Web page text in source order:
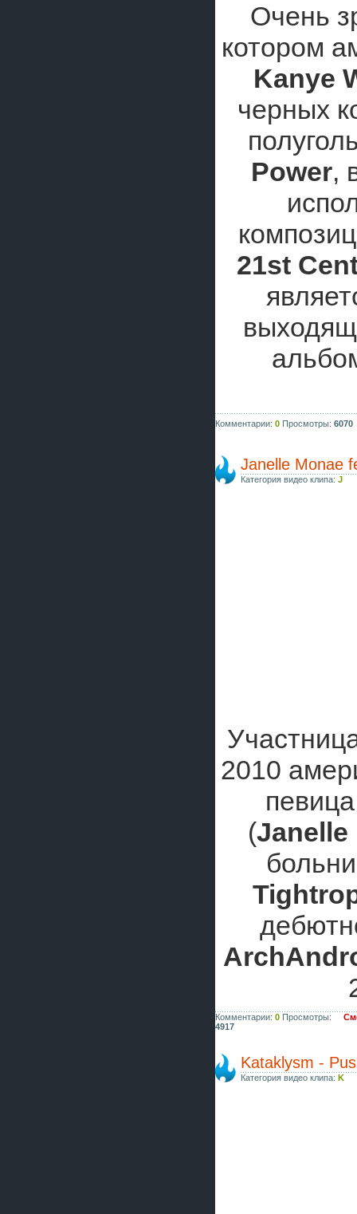
Очень
котором
Kanye
черных
Power,
21st
Комментарии: 0 Просмотры: 6070
Janelle Monae
Категория видео клипа: J
2010
(Janelle
Комментарии: 0 Просмотры:
4917
Kataklysm -
Категория видео клипа: K